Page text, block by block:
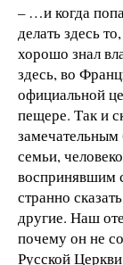
– …и когда
делать здесь
хорошо знал
здесь, во
официальной
пещере. Так и
семьи,
воспринявшим
странно
другие. Наш
почему он не
Русской